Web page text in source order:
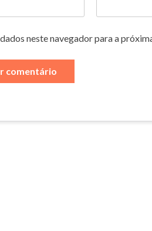
neste navegador para a